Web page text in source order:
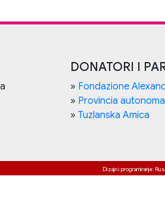
DONATORI I
» Fondazione
» Provincia
» Tuzlanska Amica
Dizajn i programiranje: